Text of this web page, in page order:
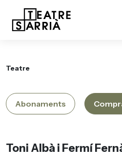
Teatre
Abonaments
Toni Albà i Fermí